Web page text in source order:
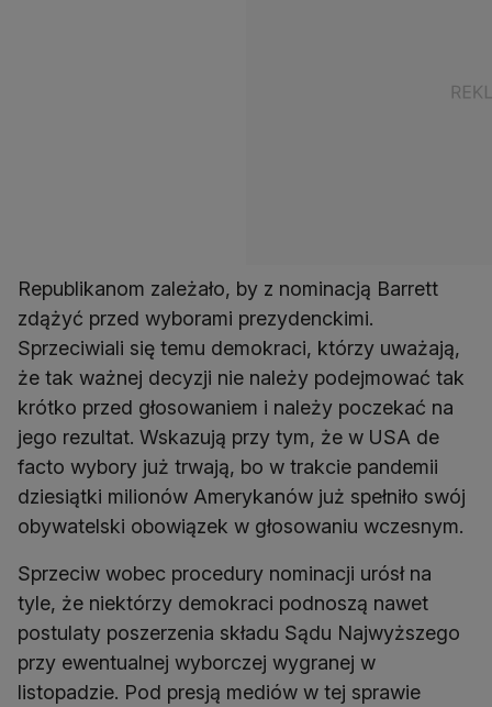
Republikanom zależało, by z nominacją Barrett
zdążyć przed wyborami prezydenckimi.
Sprzeciwiali się temu demokraci, którzy uważają,
że tak ważnej decyzji nie należy podejmować tak
krótko przed głosowaniem i należy poczekać na
jego rezultat. Wskazują przy tym, że w USA de
facto wybory już trwają, bo w trakcie pandemii
dziesiątki milionów Amerykanów już spełniło swój
obywatelski obowiązek w głosowaniu wczesnym.
Sprzeciw wobec procedury nominacji urósł na
tyle, że niektórzy demokraci podnoszą nawet
postulaty poszerzenia składu Sądu Najwyższego
przy ewentualnej wyborczej wygranej w
listopadzie. Pod presją mediów w tej sprawie